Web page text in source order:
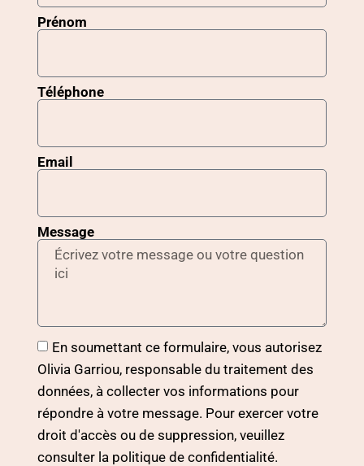
Prénom
Téléphone
Email
Message
En soumettant ce formulaire, vous autorisez
Olivia Garriou, responsable du traitement des
données, à collecter vos informations pour
répondre à votre message. Pour exercer votre
droit d'accès ou de suppression, veuillez
consulter la politique de confidentialité.